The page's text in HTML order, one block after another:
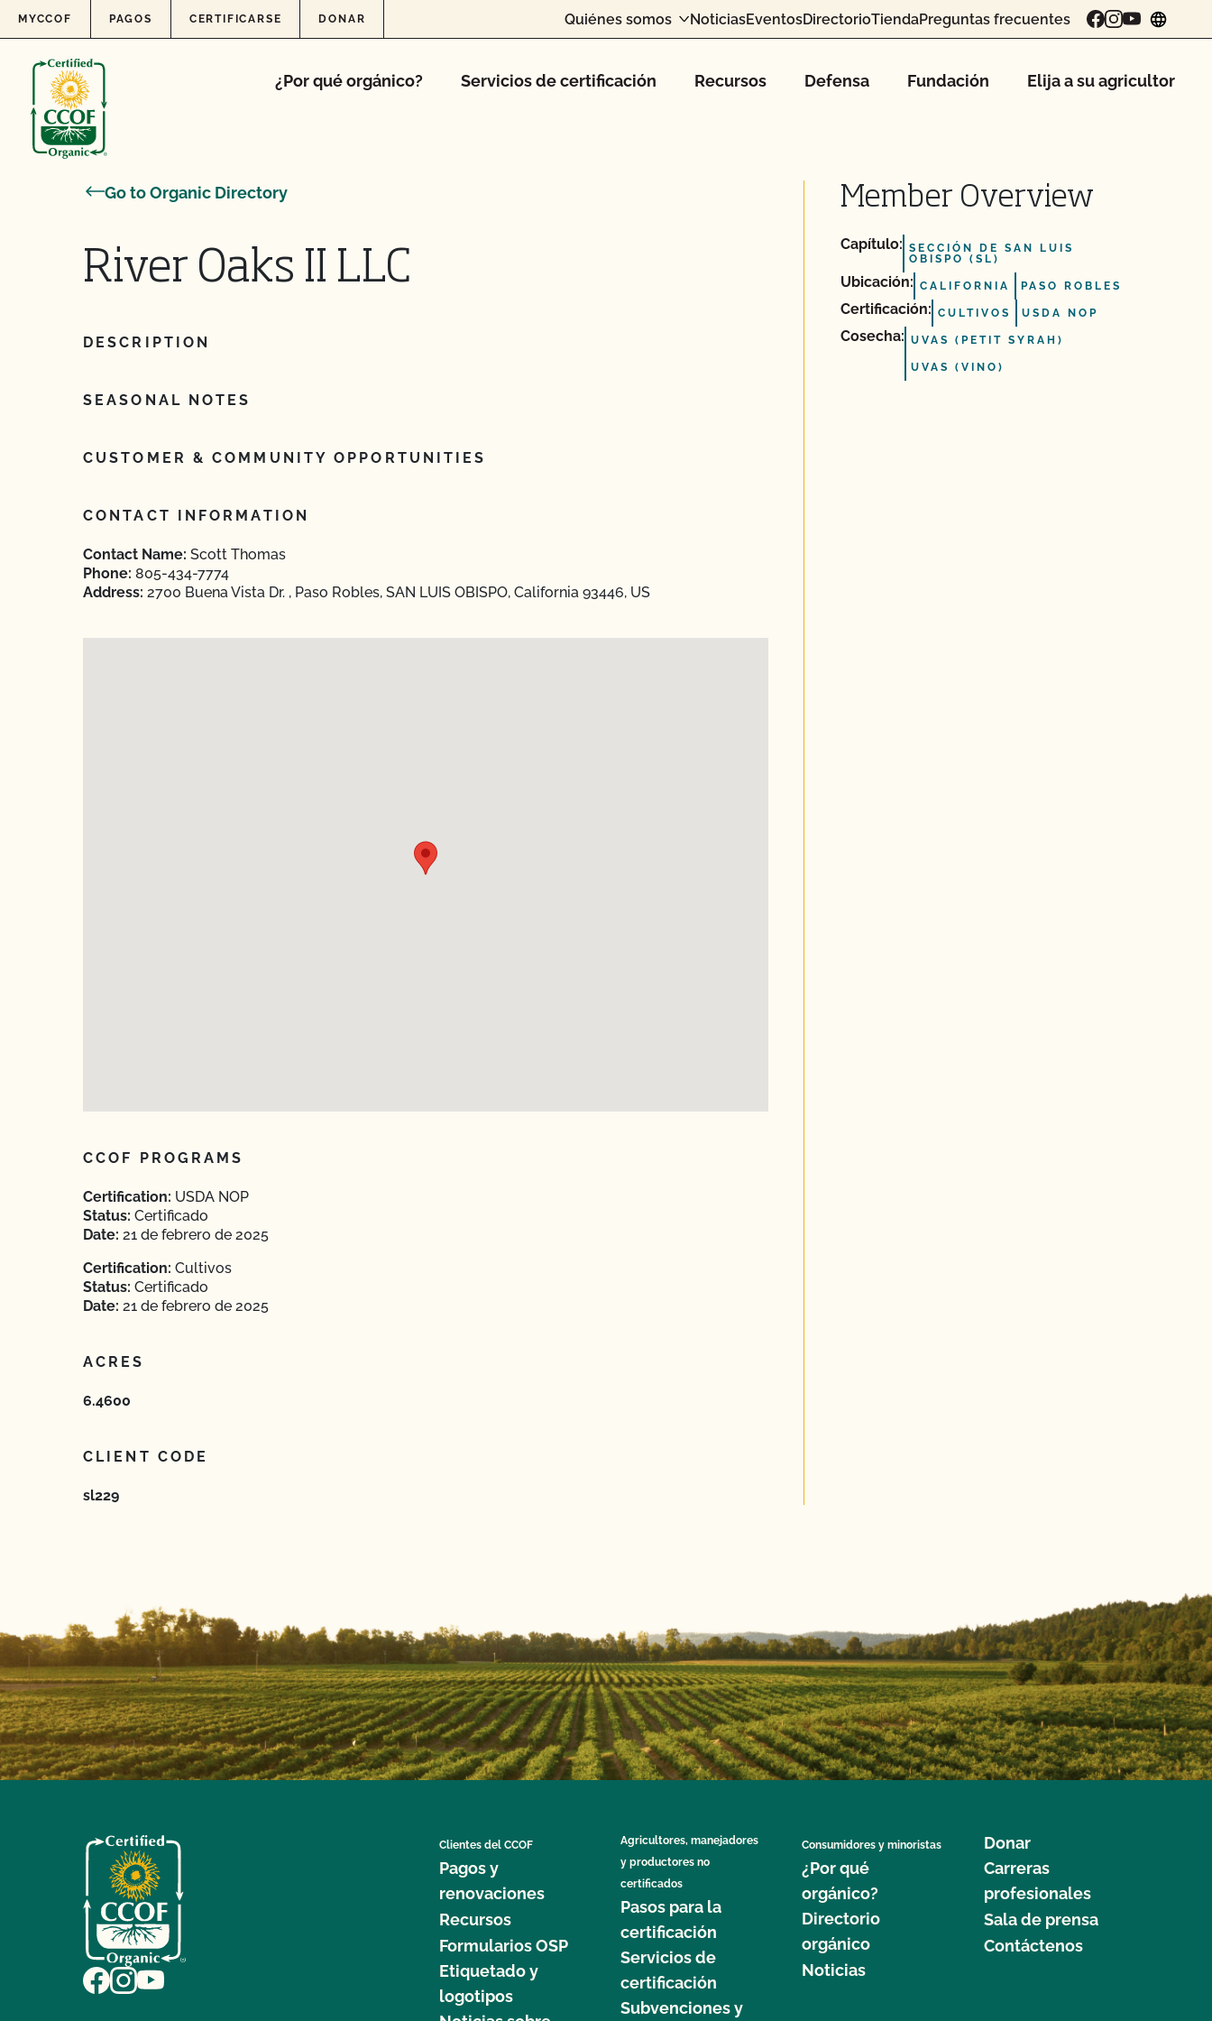
Skip to content
MYCCOF PAGOS CERTIFICARSE DONAR Quiénes somos NoticiasEventosDirectorioTiendaPreguntas frecuentes
¿Por qué orgánico? Servicios de certificación Recursos Defensa Fundación Elija a su agricultor
Go to Organic Directory
River Oaks II LLC
DESCRIPTION
SEASONAL NOTES
CUSTOMER & COMMUNITY OPPORTUNITIES
CONTACT INFORMATION
Contact Name: Scott Thomas
Phone: 805-434-7774
Address: 2700 Buena Vista Dr. , Paso Robles, SAN LUIS OBISPO, California 93446, US
CCOF PROGRAMS
Certification: USDA NOP
Status: Certificado
Date: 21 de febrero de 2025
Certification: Cultivos
Status: Certificado
Date: 21 de febrero de 2025
ACRES
6.4600
CLIENT CODE
sl229
Member Overview
Capítulo: SECCIÓN DE SAN LUIS
OBISPO (SL)
Ubicación: CALIFORNIA PASO ROBLES
Certificación: CULTIVOS USDA NOP
Cosecha: UVAS (PETIT SYRAH)
UVAS (VINO)
Clientes del CCOF
Pagos y
renovaciones
Recursos
Formularios OSP
Etiquetado y
logotipos
Agricultores, manejadores
y productores no
certificados
Pasos para la
certificación
Servicios de
certificación
Subvenciones y
Consumidores y minoristas
¿Por qué
orgánico?
Directorio
orgánico
Noticias
Donar
Carreras
profesionales
Sala de prensa
Contáctenos